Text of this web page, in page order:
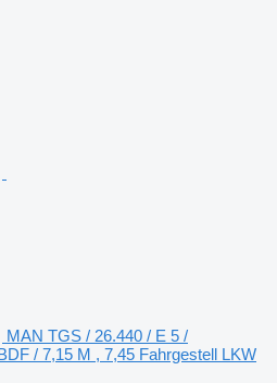
MAN TGS / 26.440 / E 5 /
/ 7,15 M , 7,45 Fahrgestell LKW